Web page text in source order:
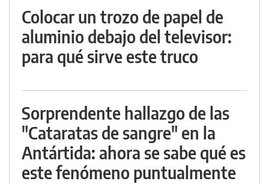
Colocar un trozo de papel de
aluminio debajo del televisor:
para qué sirve este truco
Sorprendente hallazgo de las
"Cataratas de sangre" en la
Antártida: ahora se sabe qué es
este fenómeno puntualmente